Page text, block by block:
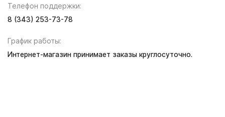
Телефон поддержки:
8 (343) 253-73-78
График работы:
Интернет-магазин принимает заказы круглосуточно.